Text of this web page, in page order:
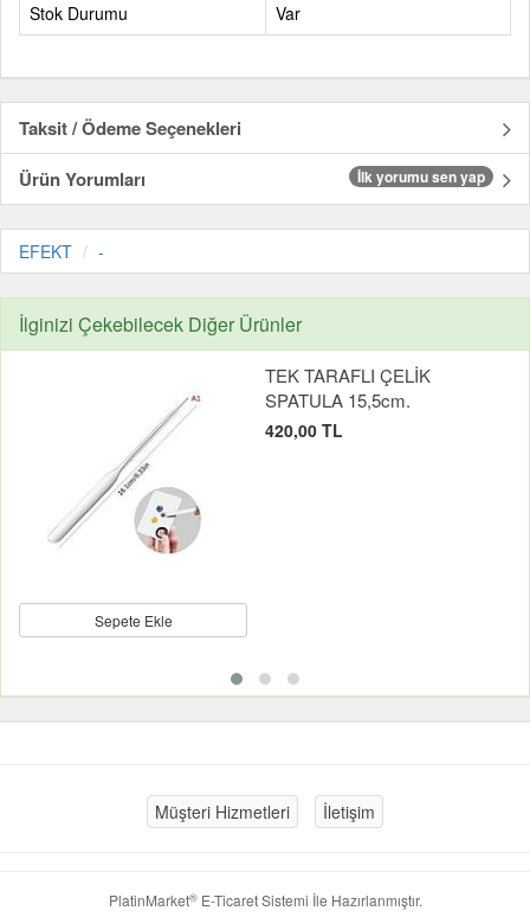
Stok Durumu
Var
Taksit / Ödeme Seçenekleri
Ürün Yorumları
İlk yorumu sen yap
EFEKT -
İlginizi Çekebilecek Diğer Ürünler
Sepete Ekle
TEK TARAFLI ÇELİK
SPATULA 15,5cm.
420,00 TL
Müşteri Hizmetleri İletişim
PlatinMarket®E-Ticaret Sistemi İle Hazırlanmıştır.